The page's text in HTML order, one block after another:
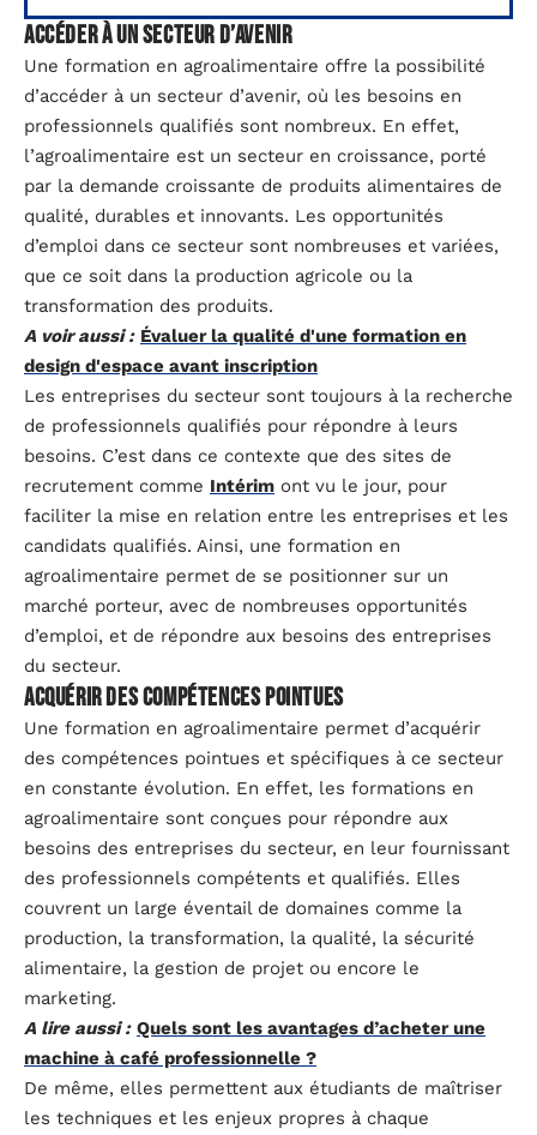
Accéder à un secteur d’avenir
Une formation en agroalimentaire offre la possibilité
d’accéder à un secteur d’avenir, où les besoins en
professionnels qualifiés sont nombreux. En effet,
l’agroalimentaire est un secteur en croissance, porté
par la demande croissante de produits alimentaires de
qualité, durables et innovants. Les opportunités
d’emploi dans ce secteur sont nombreuses et variées,
que ce soit dans la production agricole ou la
transformation des produits.
A voir aussi : Évaluer la qualité d'une formation en
design d'espace avant inscription
Les entreprises du secteur sont toujours à la recherche
de professionnels qualifiés pour répondre à leurs
besoins. C’est dans ce contexte que des sites de
recrutement comme Intérim ont vu le jour, pour
faciliter la mise en relation entre les entreprises et les
candidats qualifiés. Ainsi, une formation en
agroalimentaire permet de se positionner sur un
marché porteur, avec de nombreuses opportunités
d’emploi, et de répondre aux besoins des entreprises
du secteur.
Acquérir des compétences pointues
Une formation en agroalimentaire permet d’acquérir
des compétences pointues et spécifiques à ce secteur
en constante évolution. En effet, les formations en
agroalimentaire sont conçues pour répondre aux
besoins des entreprises du secteur, en leur fournissant
des professionnels compétents et qualifiés. Elles
couvrent un large éventail de domaines comme la
production, la transformation, la qualité, la sécurité
alimentaire, la gestion de projet ou encore le
marketing.
A lire aussi : Quels sont les avantages d’acheter une
machine à café professionnelle ?
De même, elles permettent aux étudiants de maîtriser
les techniques et les enjeux propres à chaque